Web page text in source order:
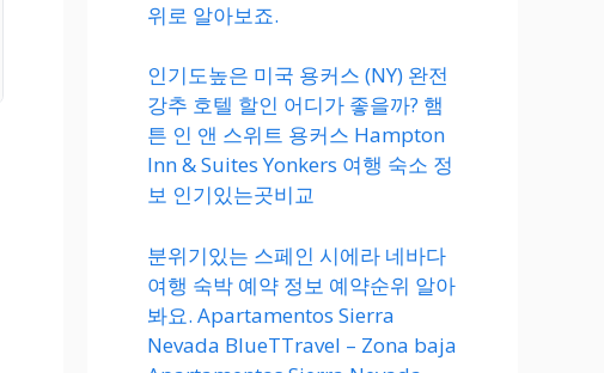
위로 알아보죠.
인기도높은 미국 용커스 (NY) 완전
강추 호텔 할인 어디가 좋을까? 햄
튼 인 앤 스위트 용커스 Hampton
Inn & Suites Yonkers 여행 숙소 정
보 인기있는곳비교
분위기있는 스페인 시에라 네바다
여행 숙박 예약 정보 예약순위 알아
봐요. Apartamentos Sierra
Nevada BlueTTravel – Zona baja